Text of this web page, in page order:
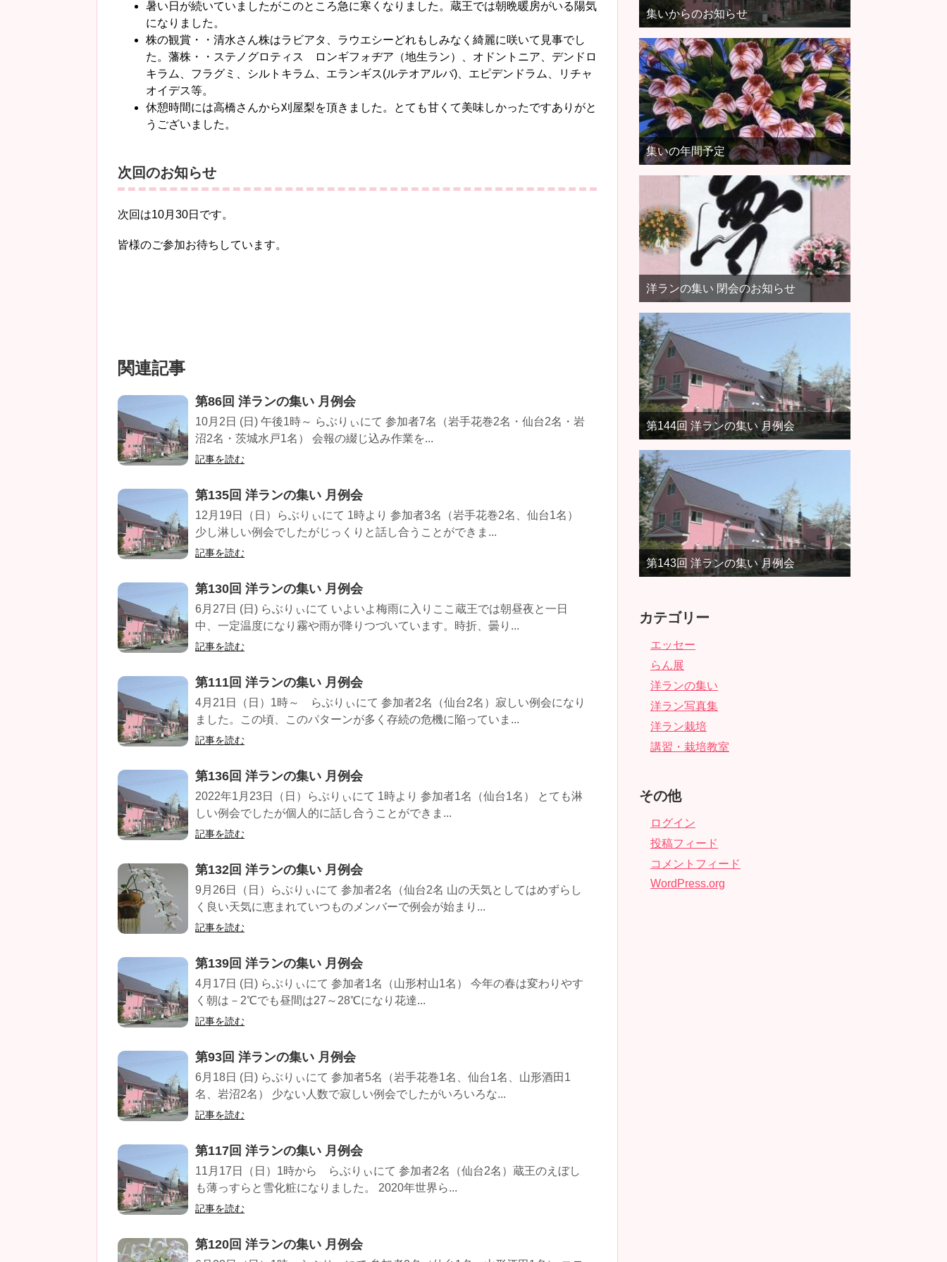
暑い日が続いていましたがこのところ急に寒くなりました。蔵王では朝晩暖房がいる陽気
になりました。
株の観賞・・清水さん株はラビアタ、ラウエシーどれもしみなく綺麗に咲いて見事でし
た。藩株・・ステノグロティス ロンギフォヂア（地生ラン）、オドントニア、デンドロ
キラム、フラグミ、シルトキラム、エランギス(ルテオアルバ)、エピデンドラム、リチャ
オイデス等。
休憩時間には高橋さんから刈屋梨を頂きました。とても甘くて美味しかったですありがと
うございました。
次回のお知らせ
次回は10月30日です。
皆様のご参加お待ちしています。
関連記事
第86回 洋ランの集い 月例会
10月2日 (日) 午後1時～ らぶりぃにて 参加者7名（岩手花巻2名・仙台2名・岩
沼2名・茨城水戸1名） 会報の綴じ込み作業を...
記事を読む
第135回 洋ランの集い 月例会
12月19日（日）らぶりぃにて 1時より 参加者3名（岩手花巻2名、仙台1名）
少し淋しい例会でしたがじっくりと話し合うことができま...
記事を読む
第130回 洋ランの集い 月例会
6月27日 (日) らぶりぃにて いよいよ梅雨に入りここ蔵王では朝昼夜と一日
中、一定温度になり霧や雨が降りつづいています。時折、曇り...
記事を読む
第111回 洋ランの集い 月例会
4月21日（日）1時～ らぶりぃにて 参加者2名（仙台2名）寂しい例会になり
ました。この頃、このパターンが多く存続の危機に陥っていま...
記事を読む
第136回 洋ランの集い 月例会
2022年1月23日（日）らぶりぃにて 1時より 参加者1名（仙台1名） とても淋
しい例会でしたが個人的に話し合うことができま...
記事を読む
第132回 洋ランの集い 月例会
9月26日（日）らぶりぃにて 参加者2名（仙台2名 山の天気としてはめずらし
く良い天気に恵まれていつものメンバーで例会が始まり...
記事を読む
第139回 洋ランの集い 月例会
4月17日 (日) らぶりぃにて 参加者1名（山形村山1名） 今年の春は変わりやす
く朝は－2℃でも昼間は27～28℃になり花達...
記事を読む
第93回 洋ランの集い 月例会
6月18日 (日) らぶりぃにて 参加者5名（岩手花巻1名、仙台1名、山形酒田1
名、岩沼2名） 少ない人数で寂しい例会でしたがいろいろな...
記事を読む
第117回 洋ランの集い 月例会
11月17日（日）1時から らぶりぃにて 参加者2名（仙台2名）蔵王のえぼし
も薄っすらと雪化粧になりました。 2020年世界ら...
記事を読む
第120回 洋ランの集い 月例会
集いからのお知らせ
集いの年間予定
洋ランの集い 閉会のお知らせ
第144回 洋ランの集い 月例会
第143回 洋ランの集い 月例会
カテゴリー
エッセー
らん展
洋ランの集い
洋ラン写真集
洋ラン栽培
講習・栽培教室
その他
ログイン
投稿フィード
コメントフィード
WordPress.org